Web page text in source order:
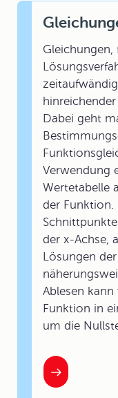
Gleichungen,
Dabei geht
Verwendung
Wertetabelle
der Funktion.
der x-Achse,
Lösungen
Ablesen
Funktion in
um die